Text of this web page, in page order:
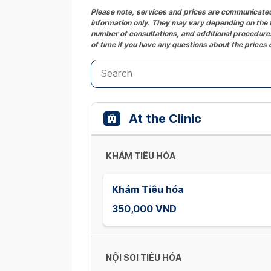
Please note, services and prices are
information only. They may vary depending on
number of consultations, and additional
of time if you have any questions about the prices
At the Clinic
KHÁM TIÊU HÓA
Khám Tiêu hóa
350,000 VND
NỘI SOI TIÊU HÓA